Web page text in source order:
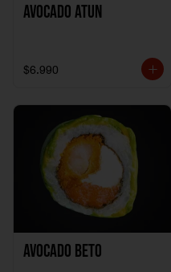
Avocado Atun
$6.990
Avocado Beto